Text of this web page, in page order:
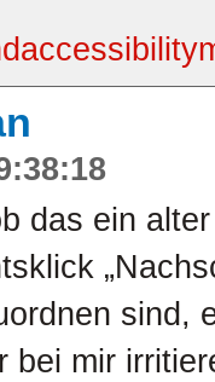
das ein
sind,
bei mir